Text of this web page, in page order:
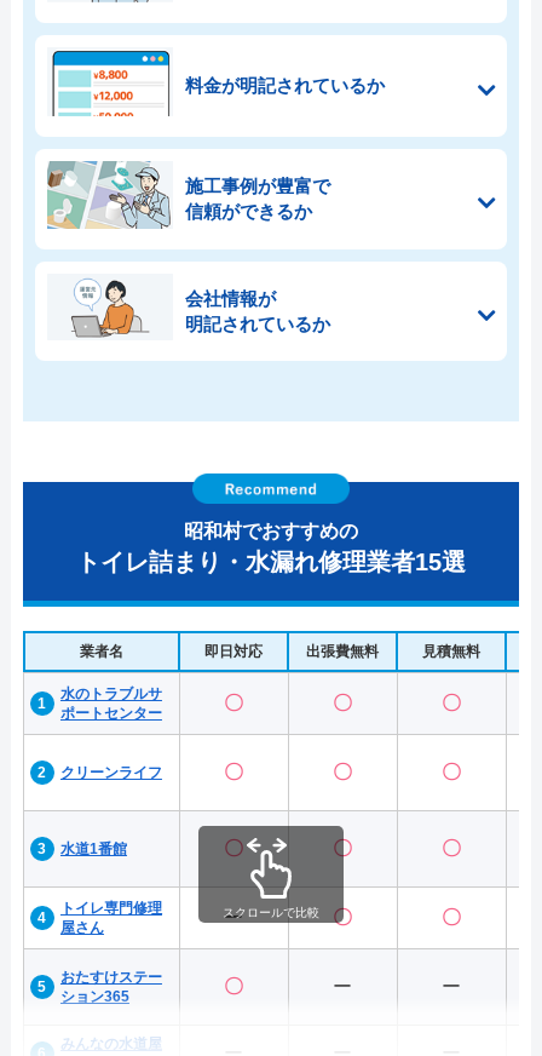
料金が明記されているか
施工事例が豊富で
信頼ができるか
会社情報が
明記されているか
昭和村でおすすめの
トイレ詰まり・水漏れ修理業者15選
業者名 即日対応 出張費無料 見積無料
水のトラブルサ
ポートセンター
〇 〇 〇
クリーンライフ 〇 〇 〇
水道1番館 〇 〇 〇
トイレ専門修理
屋さん
ー 〇 〇
おたすけステー
ション365
〇 ー ー
みんなの水道屋
スクロールで比較